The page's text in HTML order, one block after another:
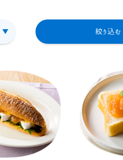
絞り込む